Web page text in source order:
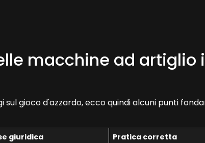
macchine ad artiglio
sul gioco d'azzardo, ecco quindi alcuni punti
giuridica
Pratica corretta